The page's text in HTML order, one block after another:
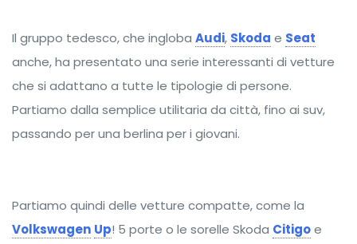
Il gruppo tedesco, che ingloba Audi, Skoda e Seat
anche, ha presentato una serie interessanti di vetture
che si adattano a tutte le tipologie di persone.
Partiamo dalla semplice utilitaria da città, fino ai suv,
passando per una berlina per i giovani.
Partiamo quindi delle vetture compatte, come la
Volkswagen Up! 5 porte o le sorelle Skoda Citigoe